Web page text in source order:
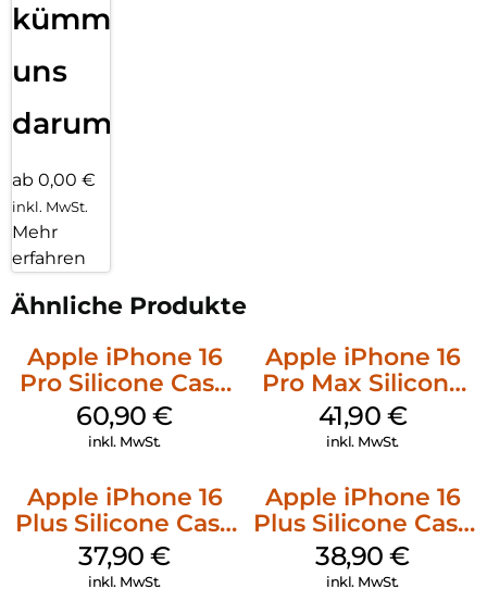
kümmern
uns
darum!
ab 0,00 €
inkl. MwSt.
Mehr
erfahren
Ähnliche Produkte
Apple iPhone 16
Pro Silicone Case
MagSafe Stone
Gray
60,90€
inkl. MwSt.
Apple iPhone 16
Pro Max Silicone
Case MagSafe
Ultramarine
41,90 €
inkl. MwSt.
Apple iPhone 16
Plus Silicone Case
MagSafe Lake
Green
37,90€
inkl. MwSt.
Apple iPhone 16
Plus Silicone Case
MagSafe Denim
38,90€
inkl. MwSt.